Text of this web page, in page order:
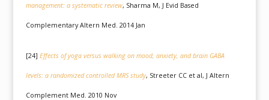
management: a systematic review, Sharma M, J Evid Based
Complementary Altern Med. 2014 Jan
[24] Effects ofyogaversus walking on mood, anxiety, and brain GABA
levels: a randomized controlled MRS study, Streeter CC et al, J Altern
Complement Med. 2010 Nov